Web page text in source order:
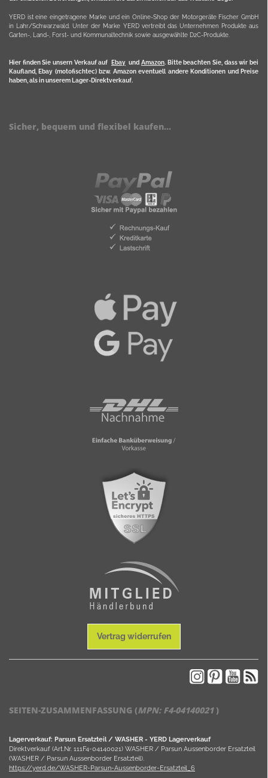
YERD ist eine eingetragene Marke und ein Online-Shop der Motorgeräte Fischer GmbH
in Lahr/Schwarzwald. Unter der Marke YERD vertreibt das Unternehmen Produkte aus
Garten-, Land-, Forst- und Kommunaltechnik sowie ausgewählte D2C-Produkte.
Hier finden Sie unsern Verkauf auf Ebayund Amazon. Bitte beachten Sie, dass wir bei
Kaufland, Ebay (motofischtec) bzw. Amazon eventuell andere Konditionen und Preise
haben, als in unserem Lager-Direktverkauf.
Sicher, bequem und flexibel kaufen...
Vertrag widerrufen
SEITEN-ZUSAMMENFASSUNG (MPN: F4-04140021)
Lagerverkauf: Parsun Ersatzteil / WASHER - YERD Lagerverkauf
Direktverkauf (Art.Nr. 111F4-04140021) WASHER / Parsun Aussenborder Ersatzteil
(WASHER / Parsun Aussenborder Ersatzteil).
https://yerd.de/WASHER-Parsun-Aussenborder-Ersatzteil_6